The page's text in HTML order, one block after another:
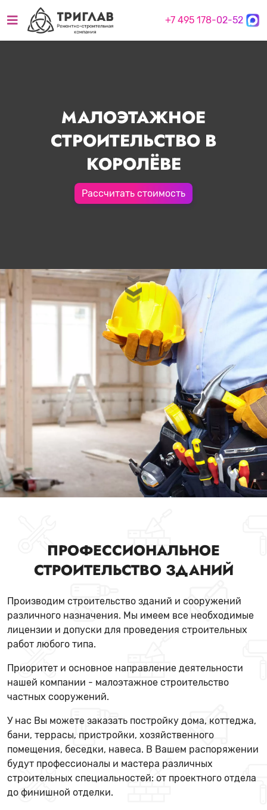
+7 495 178-02-52
МАЛОЭТАЖНОЕ
СТРОИТЕЛЬСТВО В
КОРОЛЁВЕ
Рассчитать стоимость
ПРОФЕССИОНАЛЬНОЕ
СТРОИТЕЛЬСТВО ЗДАНИЙ
Производим строительство зданий и сооружений
различного назначения. Мы имеем все необходимые
лицензии и допуски для проведения строительных
работ любого типа.
Приоритет и основное направление деятельности
нашей компании - малоэтажное строительство
частных сооружений.
У нас Вы можете заказать постройку дома, коттеджа,
бани, террасы, пристройки, хозяйственного
помещения, беседки, навеса. В Вашем распоряжении
будут профессионалы и мастера различных
строительных специальностей: от проектного отдела
до финишной отделки.